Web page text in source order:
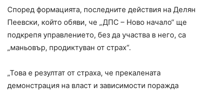
Според формацията, последните действия на Делян
Пеевски, който обяви, че „ДПС – Ново начало“ ще
подкрепя управлението, без да участва в него, са
„маньовър, продиктуван от страх“.
„Това е резултат от страха, че прекалената
демонстрация на власт и зависимости поражда